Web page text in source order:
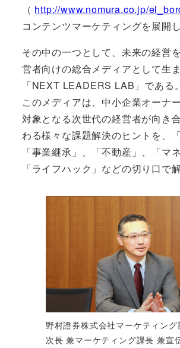
（ http://www.nomura.co.jp/
コンテンツマーケティングを展開し
その中の一つとして、未来の経営
営者向けの総合メディアとして生
「NEXT LEADERS LAB」である。
このメディアは、中小企業オーナ
対象となる次世代の経営者が向き
わる様々な課題解決のヒントを、
「事業継承」、「不動産」、「マ
「ライフハック」などの切り口で
野村證券株式会社マーケティング
次長 兼マーケティング課長 兼宣